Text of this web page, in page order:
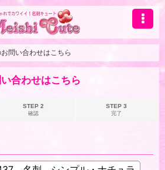
問い合わせはこちら
合わせはこちら
STEP 2
確認
STEP 3
完了